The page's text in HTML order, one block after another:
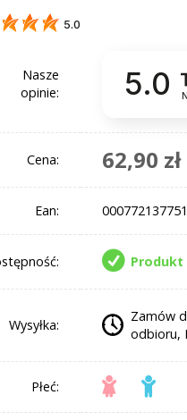
5.0
Nasze
opinie:
5.0
Cena: 62,90 zł
Ean: 000772137751
Wysyłka:
Zamów
odbioru,
Płeć: